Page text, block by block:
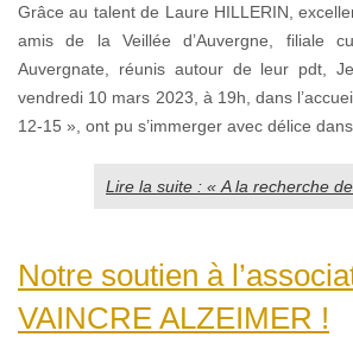
Grâce au talent de Laure HILLERIN,
amis de la Veillée d’Auvergne, filiale
Auvergnate, réunis autour de leur pdt,
vendredi 10 mars 2023, à 19h, dans
12-15 », ont pu s’immerger avec délice dans
Lire la suite : « A la recherche
Notre soutien à
VAINCRE ALZEIMER !